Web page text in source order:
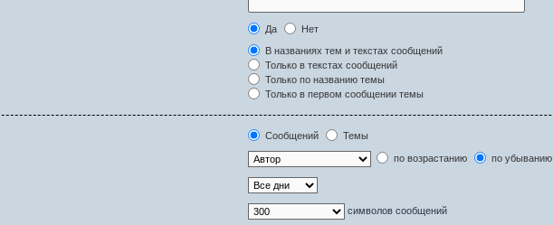
Да
Нет
В названиях тем и текстах сообщений
Только в текстах сообщений
Только по названию темы
Только в первом сообщении темы
Сообщений
Темы
по возрастанию по убыванию
символов сообщений